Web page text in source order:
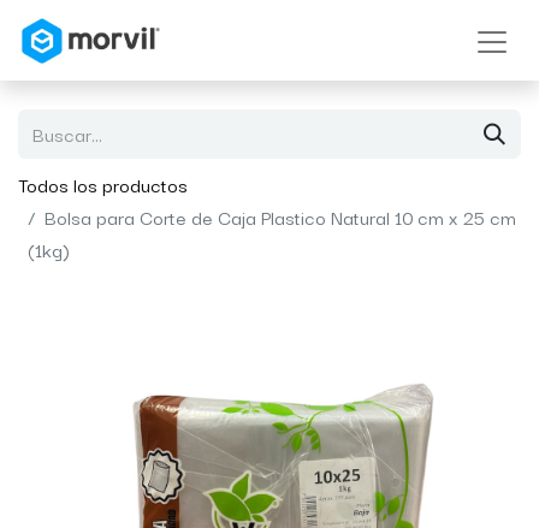
Todos los productos
Bolsa para Corte de Caja Plastico Natural 10 cm x 25 cm
(1kg)